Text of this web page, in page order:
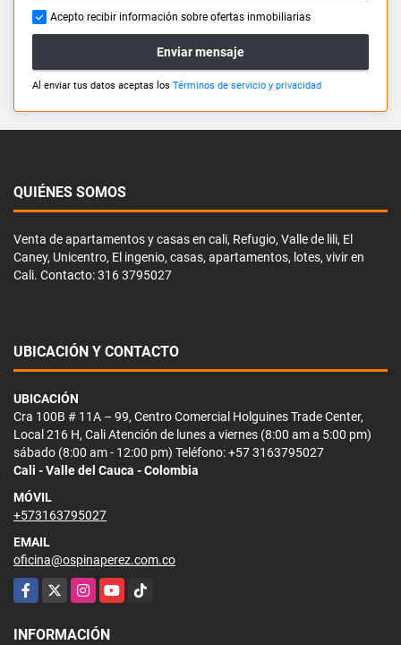
Acepto recibir información sobre ofertas inmobiliarias
Enviar mensaje
Al enviar tus datos aceptas los Términos de servicio y privacidad
QUIÉNES SOMOS
Venta de apartamentos y casas en cali, Refugio, Valle de lili, El
Caney, Unicentro, El ingenio, casas, apartamentos, lotes, vivir en
Cali. Contacto: 316 3795027
UBICACIÓN Y CONTACTO
UBICACIÓN
Cra 100B # 11A – 99, Centro Comercial Holguines Trade Center,
Local 216 H, Cali Atención de lunes a viernes (8:00 am a 5:00 pm)
sábado (8:00 am - 12:00 pm) Teléfono: +57 3163795027
Cali - Valle del Cauca - Colombia
MÓVIL
+573163795027
EMAIL
oficina@ospinaperez.com.co
Facebook
X InstagramYouTubeTikTok
INFORMACIÓN